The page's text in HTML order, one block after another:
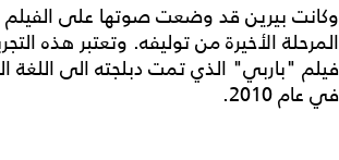
وكانت بيرين قد وضعت صوتها على
المرحلة الأخيرة من توليفه. وتعتبر هذه
فيلم "باربي" الذي تمت دبلجته الى اللغة
في عام 2010.